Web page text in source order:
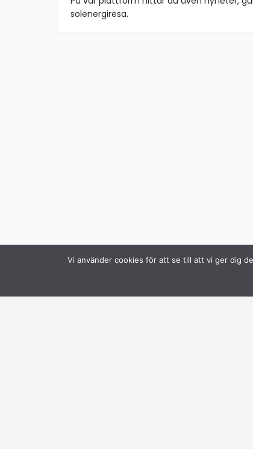
solenergiresa.
Vi använder cookies för att se till att vi ger dig